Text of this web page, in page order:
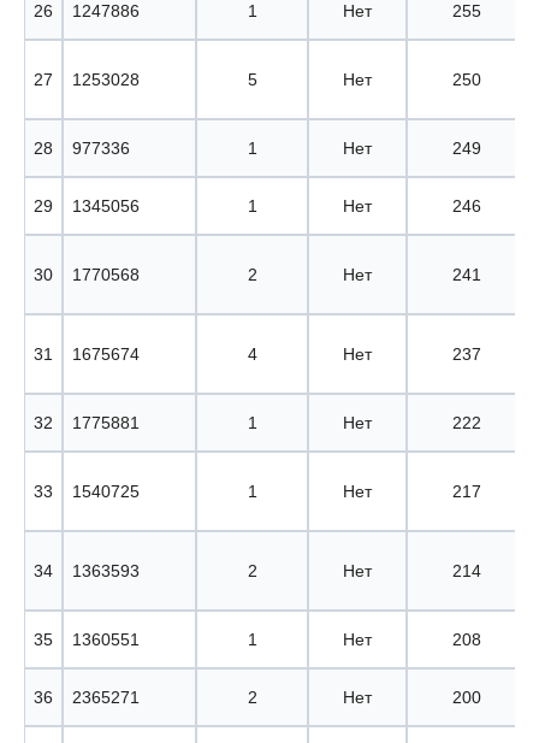
26 1247886 1 Нет 255
27 1253028 5 Нет 250
28 977336 1 Нет 249
29 1345056 1 Нет 246
30 1770568 2 Нет 241
31 1675674 4 Нет 237
32 1775881 1 Нет 222
33 1540725 1 Нет 217
34 1363593 2 Нет 214
35 1360551 1 Нет 208
36 2365271 2 Нет 200